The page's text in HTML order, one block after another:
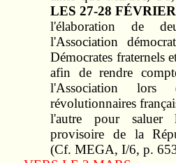
LES 27-28 FÉVRIER
l'élaboration de
l'Association
Démocrates fraternels
afin de rendre
l'Association lors
révolutionnaires
l'autre pour saluer
provisoire de la
(Cf. MEGA, I/6, p.